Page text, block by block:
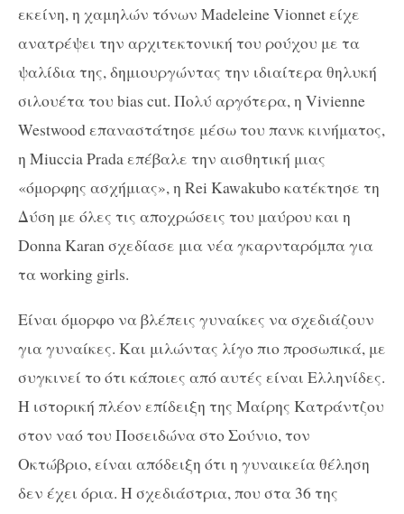
εκείνη, η χαμηλών τόνων Madeleine Vionnet είχε
ανατρέψει την αρχιτεκτονική του ρούχου με τα
ψαλίδια της, δημιουργώντας την ιδιαίτερα θηλυκή
σιλουέτα του bias cut. Πολύ αργότερα, η Vivienne
Westwood επαναστάτησε μέσω του πανκ κινήματος,
η Miuccia Prada επέβαλε την αισθητική μιας
«όμορφης ασχήμιας», η Rei Kawakubo κατέκτησε τη
Δύση με όλες τις αποχρώσεις του μαύρου και η
Donna Karan σχεδίασε μια νέα γκαρνταρόμπα για
τα working girls.
Είναι όμορφο να βλέπεις γυναίκες να σχεδιάζουν
για γυναίκες. Και μιλώντας λίγο πιο προσωπικά, με
συγκινεί το ότι κάποιες από αυτές είναι Ελληνίδες.
Η ιστορική πλέον επίδειξη της Μαίρης Κατράντζου
στον ναό του Ποσειδώνα στο Σούνιο, τον
Οκτώβριο, είναι απόδειξη ότι η γυναικεία θέληση
δεν έχει όρια. Η σχεδιάστρια, που στα 36 της